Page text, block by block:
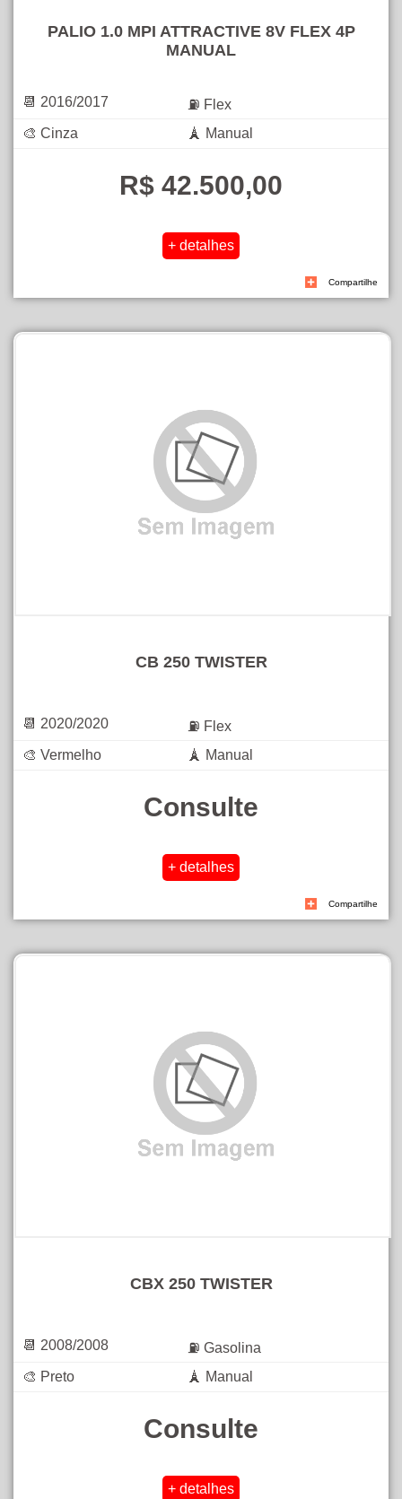
PALIO 1.0 MPI ATTRACTIVE 8V FLEX 4P
MANUAL
📆 2016/2017
⛽ Flex
🎨 Cinza
🗼 Manual
R$ 42.500,00
Compartilhe
CB 250 TWISTER
📆 2020/2020
⛽ Flex
🎨 Vermelho
🗼 Manual
Consulte
Compartilhe
CBX 250 TWISTER
📆 2008/2008
⛽ Gasolina
🎨 Preto
🗼 Manual
Consulte